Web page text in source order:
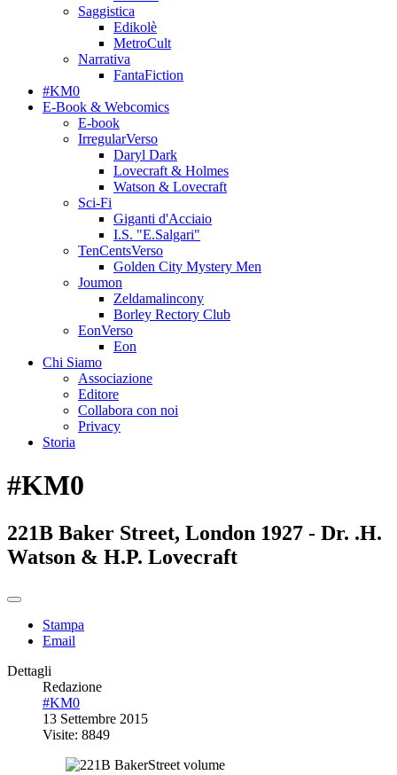
Saggistica
Edikolè
MetroCult
Narrativa
FantaFiction
#KM0
E-Book & Webcomics
E-book
IrregularVerso
Daryl Dark
Lovecraft & Holmes
Watson & Lovecraft
Sci-Fi
Giganti d'Acciaio
I.S. "E.Salgari"
TenCentsVerso
Golden City Mystery Men
Joumon
Zeldamalincony
Borley Rectory Club
EonVerso
Eon
Chi Siamo
Associazione
Editore
Collabora con noi
Privacy
Storia
#KM0
221B Baker Street, London 1927 - Dr. .H.
Watson & H.P. Lovecraft
Stampa
Email
Dettagli
Redazione
#KM0
13 Settembre 2015
Visite: 8849